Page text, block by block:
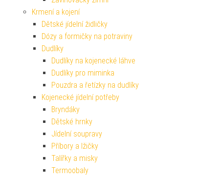
Krmení a kojení
Dětské jídelní židličky
Dózy a formičky na potraviny
Dudlíky
Dudlíky na kojenecké láhve
Dudlíky pro miminka
Pouzdra a řetízky na dudlíky
Kojenecké jídelní potřeby
Bryndáky
Dětské hrnky
Jídelní soupravy
Příbory a lžičky
Talířky a misky
Termoobaly